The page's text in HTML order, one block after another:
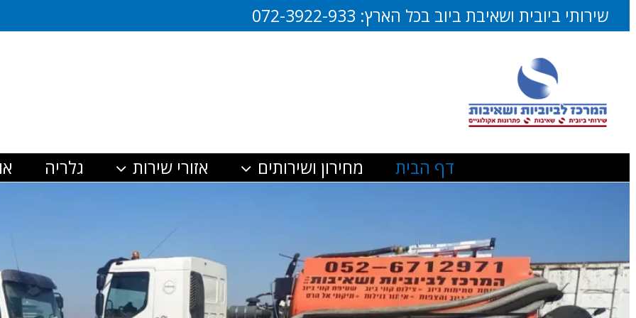
לתוכן
שירותי ביובית ושאיבת ביוב בכל הארץ: 072-3922-933
דף הבית מחירון ושירותים אזורי שירות גלריה